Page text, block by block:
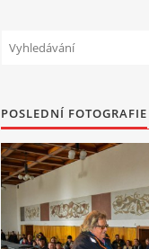
POSLEDNÍ FOTOGRAFIE